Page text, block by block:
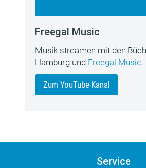
Freegal Music
Musik streamen mit den
Hamburg und Freegal Music.
Zum YouTube-Kanal
Service